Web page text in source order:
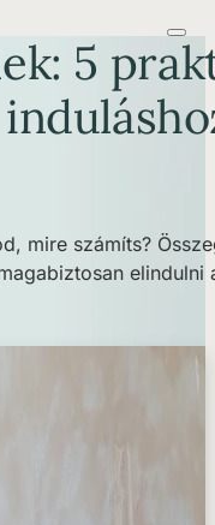
5
mire számíts?
elindulni